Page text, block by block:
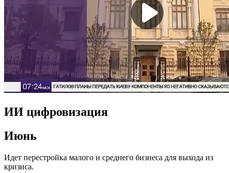
ИИ цифровизация
Июнь
Идет перестройка малого и среднего бизнеса для выхода из
кризиса.